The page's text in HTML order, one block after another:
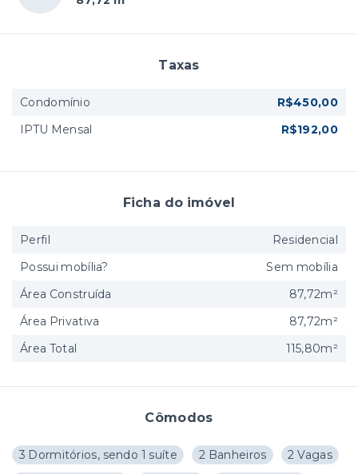
Cômodos
3 Dormitórios, sendo 1 suíte 2 Banheiros
2 Vagas
Taxas
Condomínio
R$450,00
IPTU Mensal
R$192,00
Ficha do imóvel
Perfil
Residencial
Possui mobília?
Sem mobília
Área Construída
87,72m²
Área Privativa
87,72m²
Área Total
115,80m²